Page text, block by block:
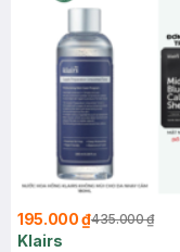
195.000 ₫435.000 ₫
Klairs